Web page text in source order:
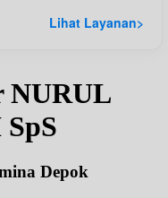
Lihat Layanan>
NURUL
Depok